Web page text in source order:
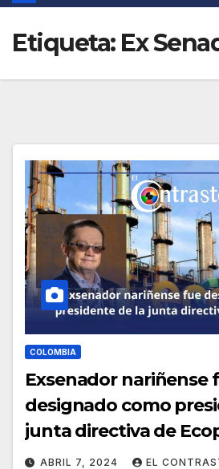
Etiqueta: Ex
COLOMBIA
Exsenador nariñense
designado como
junta directiva de
ABRIL 7, 2024 EL